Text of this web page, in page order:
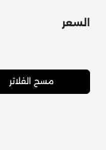
السعر
مسح الفلاتر